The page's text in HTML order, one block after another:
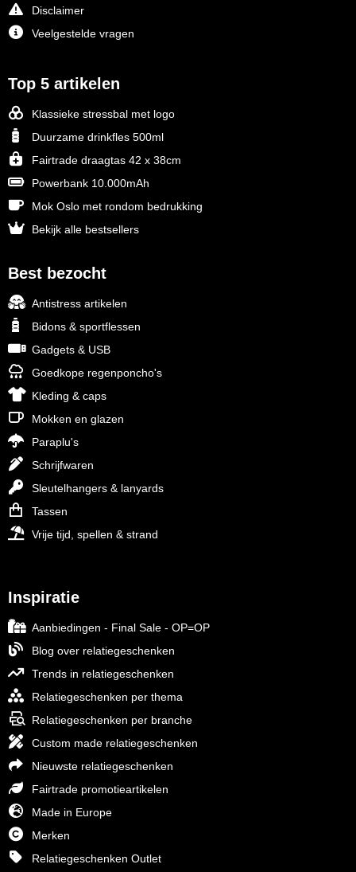
Disclaimer
Veelgestelde vragen
Top 5 artikelen
Klassieke stressbal met logo
Duurzame drinkfles 500ml
Fairtrade draagtas 42 x 38cm
Powerbank 10.000mAh
Mok Oslo met rondom bedrukking
Bekijk alle bestsellers
Best bezocht
Antistress artikelen
Bidons & sportflessen
Gadgets & USB
Goedkope regenponcho's
Kleding & caps
Mokken en glazen
Paraplu's
Schrijfwaren
Sleutelhangers & lanyards
Tassen
Vrije tijd, spellen & strand
Inspiratie
Aanbiedingen - Final Sale - OP=OP
Blog over relatiegeschenken
Trends in relatiegeschenken
Relatiegeschenken per thema
Relatiegeschenken per branche
Custom made relatiegeschenken
Nieuwste relatiegeschenken
Fairtrade promotieartikelen
Made in Europe
Merken
Relatiegeschenken Outlet